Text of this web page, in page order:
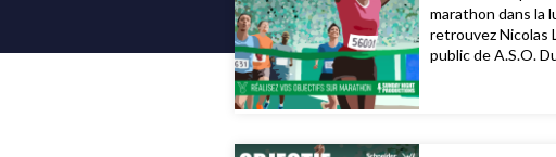
marathon dans la
retrouvez Nicolas
public de ‎A.S.O.